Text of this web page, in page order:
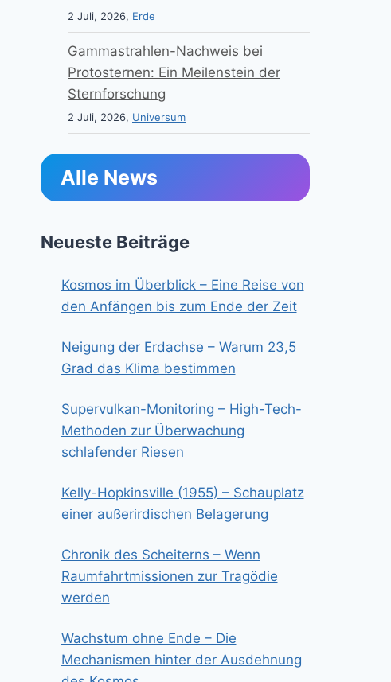
2 Juli, 2026, Erde
Gammastrahlen-Nachweis bei
Protosternen: Ein Meilenstein der
Sternforschung
2 Juli, 2026, Universum
Alle News
Neueste Beiträge
Kosmos im Überblick – Eine Reise von
den Anfängen bis zum Ende der Zeit
Neigung der Erdachse – Warum 23,5
Grad das Klima bestimmen
Supervulkan-Monitoring – High-Tech-
Methoden zur Überwachung
schlafender Riesen
Kelly-Hopkinsville (1955) – Schauplatz
einer außerirdischen Belagerung
Chronik des Scheiterns – Wenn
Raumfahrtmissionen zur Tragödie
werden
Wachstum ohne Ende – Die
Mechanismen hinter der Ausdehnung